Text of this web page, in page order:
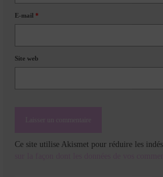
E-mail *
Site web
Ce site utilise Akismet pour réduire les